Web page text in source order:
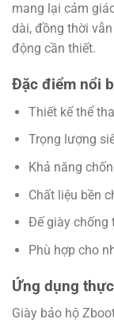
mang lại cảm
dài, đồng thời
động cần thiết.
Đặc điểm nổi
Thiết kế thể
Trọng lượng
Khả năng
Chất liệu bền
Đế giày chống
Phù hợp cho
Ứng dụng
Giày bảo hộ